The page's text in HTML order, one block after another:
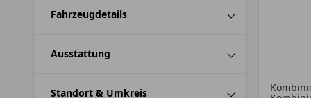
Fahrzeugdetails
Ausstattung
Standort & Umkreis